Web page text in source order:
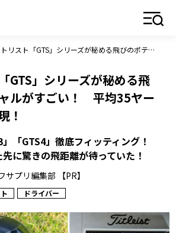
タイトリスト「GTS」シリーズが秘める飛びのポテンシャルがすごい！ 平均35ヤードアップを実現！
GTS」シリーズが秘める飛
ルがすごい！ 平均35ヤー
！
」「GTS4」徹底フィッティング！
に驚きの飛距離が待っていた！
サプリ編集部 【PR】
ドライバー